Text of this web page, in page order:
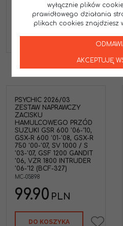
98.40PLN
PSYCHIC 2026/03
ZESTAW NAPRAWCZY
ZACISKU
HAMULCOWEGO PRZÓD
SUZUKI GSR 600 '06-'10,
GSX-R 600 '01-'08, GSX-R
750 '00-'07, SV 1000 / S
'03-'07, GSF 1200 GANDIT
'06, VZR 1800 INTRUDER
'06-'12 (BCF-327)
MC-05898
99.90 PLN
DO KOSZYKA
wyłącznie plików
prawidłowego działania
plikach cookies znajdziesz
AKCEPTUJĘ